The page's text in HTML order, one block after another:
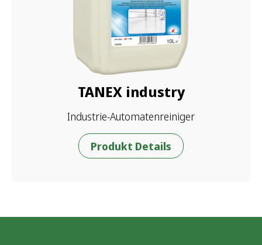
TANEX industry
Industrie-Automatenreiniger
Produkt Details